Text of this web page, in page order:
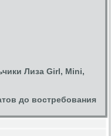
Лиза Girl, Mini,
до востребования